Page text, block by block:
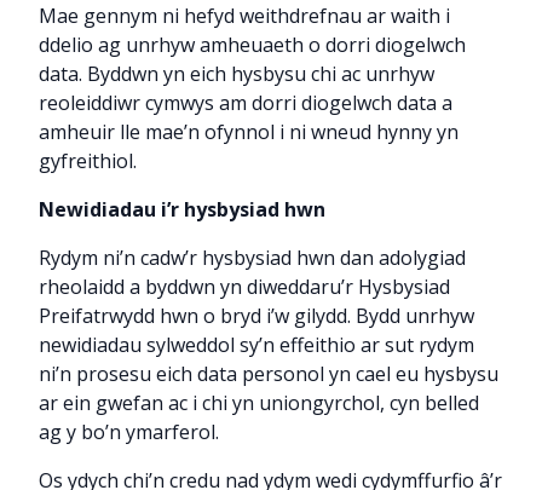
Mae gennym ni hefyd weithdrefnau ar waith i
ddelio ag unrhyw amheuaeth o dorri diogelwch
data. Byddwn yn eich hysbysu chi ac unrhyw
reoleiddiwr cymwys am dorri diogelwch data a
amheuir lle mae’n ofynnol i ni wneud hynny yn
gyfreithiol.
Newidiadau i’r hysbysiad hwn
Rydym ni’n cadw’r hysbysiad hwn dan adolygiad
rheolaidd a byddwn yn diweddaru’r Hysbysiad
Preifatrwydd hwn o bryd i’w gilydd. Bydd unrhyw
newidiadau sylweddol sy’n effeithio ar sut rydym
ni’n prosesu eich data personol yn cael eu hysbysu
ar ein gwefan ac i chi yn uniongyrchol, cyn belled
ag y bo’n ymarferol.
Os ydych chi’n credu nad ydym wedi cydymffurfio â’r